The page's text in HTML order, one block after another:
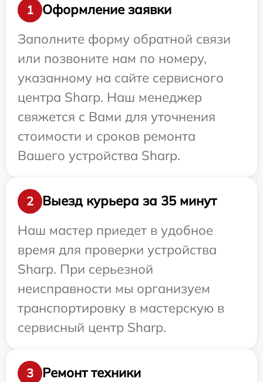
1
Оформление заявки
Заполните форму обратной связи
или позвоните нам по номеру,
указанному на сайте сервисного
центра Sharp. Наш менеджер
свяжется с Вами для уточнения
стоимости и сроков ремонта
Вашего устройства Sharp.
2
Выезд курьера за 35 минут
Наш мастер приедет в удобное
время для проверки устройства
Sharp. При серьезной
неисправности мы организуем
транспортировку в мастерскую в
сервисный центр Sharp.
3
Ремонт техники